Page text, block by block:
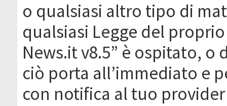
o qualsiasi altro tipo di
qualsiasi Legge del
News.it v8.5” è ospitato, o
ciò porta all’immediato e
con notifica al tuo